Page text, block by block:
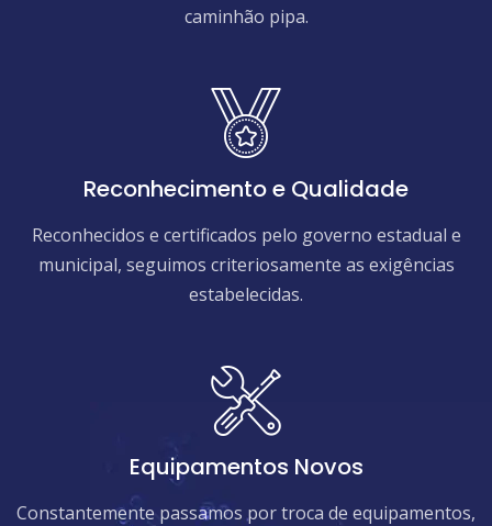
caminhão pipa.
Reconhecimento e Qualidade
Reconhecidos e certificados pelo governo estadual e
municipal, seguimos criteriosamente as exigências
estabelecidas.
Equipamentos Novos
Constantemente passamos por troca de equipamentos,